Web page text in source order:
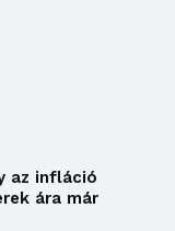
az infláció
ára már